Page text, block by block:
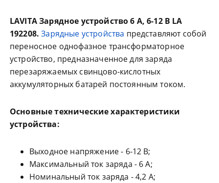
LAVITA Зарядное устройство 6 А, 6-12 В LA
192208. Зарядные устройства представляют собой
переносное однофазное трансформаторное
устройство, предназначенное для заряда
перезаряжаемых свинцово-кислотных
аккумуляторных батарей постоянным током.
Основные технические характеристики
устройства:
Выходное напряжение - 6-12 В;
Максимальный ток заряда - 6 А;
Номинальный ток заряда - 4,2 А;